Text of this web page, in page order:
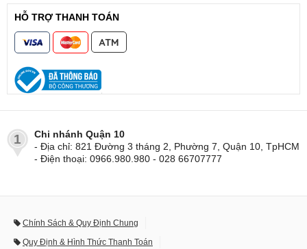
HỖ TRỢ THANH TOÁN
1
Chi nhánh Quận 10
- Địa chỉ: 821 Đường 3 tháng 2, Phường 7, Quận 10, TpHCM
- Điện thoại: 0966.980.980 - 028 66707777
Chính Sách & Quy Định Chung
Quy Định & Hình Thức Thanh Toán